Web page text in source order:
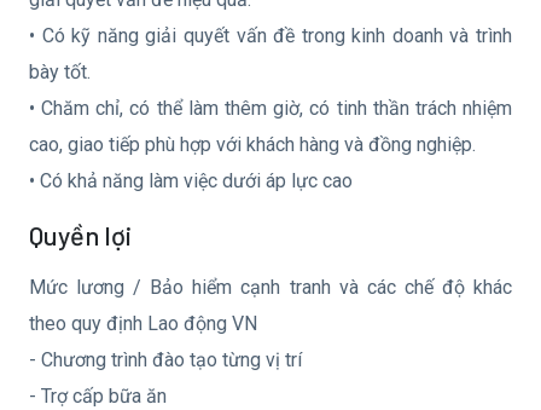
• Có kỹ năng giải quyết vấn đề trong kinh doanh và trình
bày tốt.
• Chăm chỉ, có thể làm thêm giờ, có tinh thần trách nhiệm
cao, giao tiếp phù hợp với khách hàng và đồng nghiệp.
• Có khả năng làm việc dưới áp lực cao
Quyền lợi
Mức lương / Bảo hiểm cạnh tranh và các chế độ khác
theo quy định Lao động VN
- Chương trình đào tạo từng vị trí
- Trợ cấp bữa ăn